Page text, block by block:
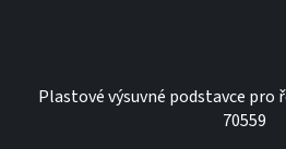
Plastové výsuvné podstavce pro
70559